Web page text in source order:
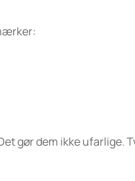
gør dem ikke